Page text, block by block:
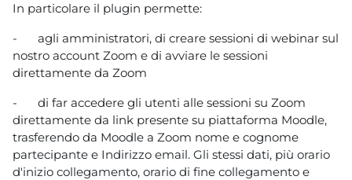
In particolare il plugin permette:
-
agli amministratori, di creare sessioni di webinar sul
nostro account Zoom e di avviare le sessioni
direttamente da Zoom
-
di far accedere gli utenti alle sessioni su Zoom
direttamente da link presente su piattaforma Moodle,
trasferendo da Moodle a Zoom nome e cognome
partecipante e Indirizzo email. Gli stessi dati, più orario
d'inizio collegamento, orario di fine collegamento e